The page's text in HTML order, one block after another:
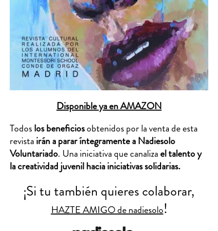
Disponible ya en AMAZON
Todoslos beneficiosobtenidos por la venta de esta
revista irán a parar íntegramente a Nadiesolo
Voluntariado. Una iniciativa que canalizael talento y
la creatividad juvenil hacia iniciativas solidarias.
¡Si tu también quieres colaborar,
HAZTE AMIGO de nadiesolo!